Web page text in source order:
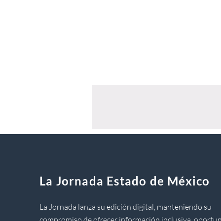
La Jornada Estado de México
La Jornada lanza su edición digital, manteniendo su